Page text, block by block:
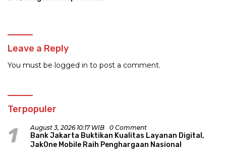
Leave a Reply
You must be logged in to post a comment.
Terpopuler
1 August 3, 2026 10:17 WIB 0 Comment
Bank Jakarta Buktikan Kualitas Layanan Digital,
JakOne Mobile Raih Penghargaan Nasional